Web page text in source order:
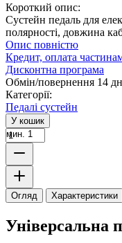
Короткий опис:
Сустейн педаль для
полярності, довжина
Опис повністю
Кредит, оплата
Дисконтна програма
Обмін/повернення 14
Категорії:
Педалі сустейн
У кошик
мин. 1
Огляд Характеристики
Універсальна